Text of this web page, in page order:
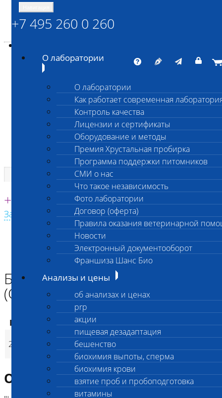
ШАНС БИО
Независимая ветеринарная лаборатория
Единая круглосуточная справочная
+7 495 260 0 260
Заказать звонок с сайта
+7 495 260 0 260
О лаборатории
О лаборатории
Как работает современная
Контроль качества
Лицензии и сертификаты
Оборудование и методы
Премия Хрустальная пробирка
Программа поддержки питомников
СМИ о нас
Что такое независимость
Фото лаборатории
Договор (оферта)
Правила оказания ветеринарной
Новости
Электронный документооборот
Франшиза Шанс Био
Анализы и цены
об анализах и ценах
prp
акции
пищевая дезадаптация
бешенство
биохимия выпоты, сперма
биохимия крови
взятие проб и пробоподготовка
витамины
Главная страница
Анализы и цены
ГЕНЕТИКА СОБАК
Болезнь Шарко-Мари-Тута (CMT)
Болезнь Шарко-Мари-Тута
(CMT)
Код Наименование услуг
Цена, руб.
2506
Болезнь Шарко-
Мари-Тута (CMT)
Описание исследования